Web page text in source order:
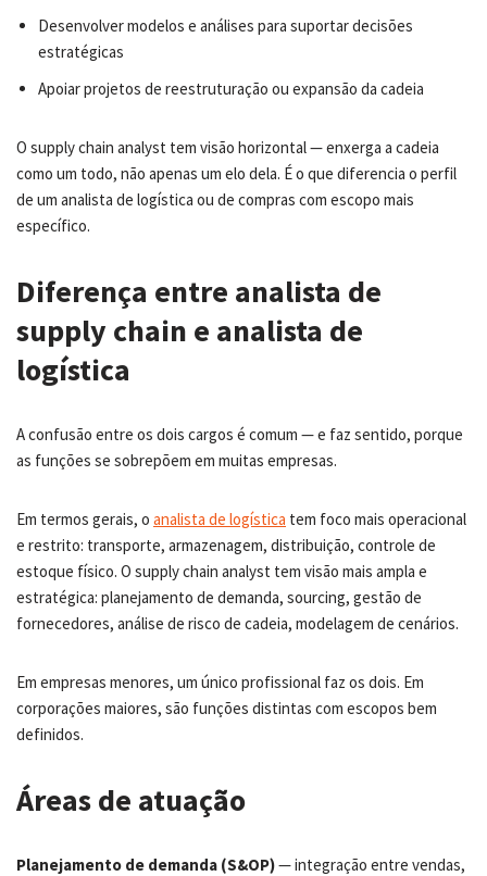
Desenvolver modelos e análises para suportar decisões
estratégicas
Apoiar projetos de reestruturação ou expansão da cadeia
O supply chain analyst tem visão horizontal — enxerga a cadeia
como um todo, não apenas um elo dela. É o que diferencia o perfil
de um analista de logística ou de compras com escopo mais
específico.
Diferença entre analista de
supply chain e analista de
logística
A confusão entre os dois cargos é comum — e faz sentido, porque
as funções se sobrepõem em muitas empresas.
Em termos gerais, o analista de logística tem foco mais operacional
e restrito: transporte, armazenagem, distribuição, controle de
estoque físico. O supply chain analyst tem visão mais ampla e
estratégica: planejamento de demanda, sourcing, gestão de
fornecedores, análise de risco de cadeia, modelagem de cenários.
Em empresas menores, um único profissional faz os dois. Em
corporações maiores, são funções distintas com escopos bem
definidos.
Áreas de atuação
Planejamento de demanda (S&OP)— integração entre vendas,